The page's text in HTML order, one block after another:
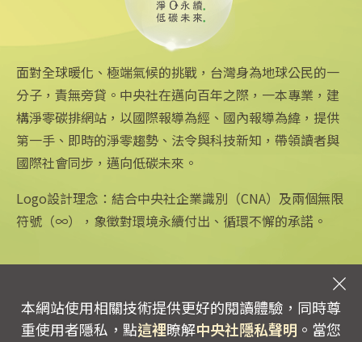
億美元資助遭環團痛批
2026/06/05 09:26
專線：0800-256-688 | 信箱：services@mail.cna.com.tw
copyright © 2026 中央通訊社版權所有
中央社網站
中央通訊社
Focus Taiwan
フォーカス台湾
關注更多
友善連結
Android app 下載
公司簡介
企業識別
公開資訊
面對全球暖化、極端氣候的挑戰，台灣身為地球公民的一
分子，責無旁貸。中央社在邁向百年之際，一本專業，建
構淨零碳排網站，以國際報導為經、國內報導為緯，提供
第一手、即時的淨零趨勢、法令與科技新知，帶領讀者與
國際社會同步，邁向低碳未來。
Logo設計理念：結合中央社企業識別（CNA）及兩個無限
符號（∞），象徵對環境永續付出、循環不懈的承諾。
本網站使用相關技術提供更好的閱讀體驗，同時尊
重使用者隱私，點這裡瞭解中央社隱私聲明 。當您